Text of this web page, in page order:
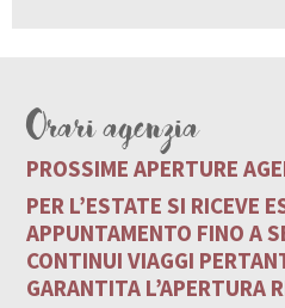
Orari agenzia
PROSSIME APERTURE
PER L’ESTATE SI RICEVE
APPUNTAMENTO FINO A
CONTINUI VIAGGI
GARANTITA L’APERTURA